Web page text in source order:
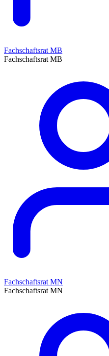
Fachschaftsrat MB
Fachschaftsrat MB
Fachschaftsrat MN
Fachschaftsrat MN